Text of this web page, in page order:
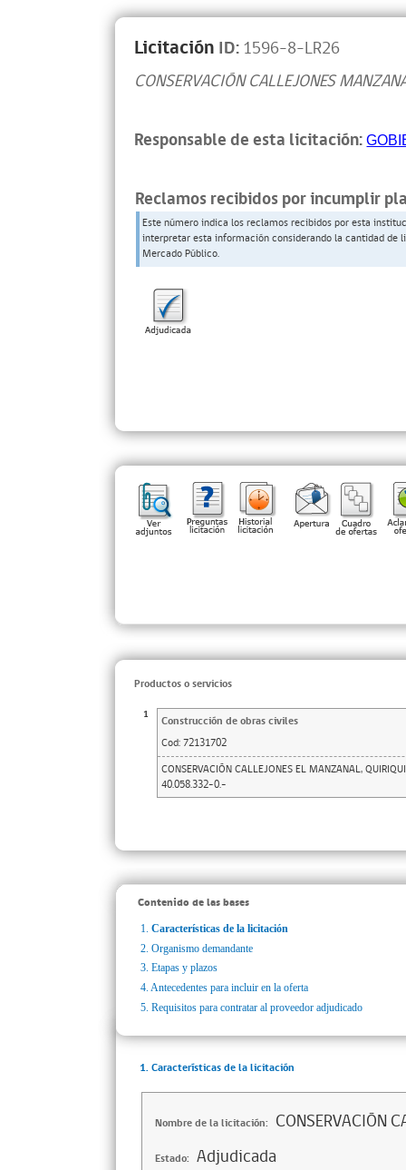
Licitación ID:1596-8-LR26
CONSERVACIÓN CALLEJONES
Responsable de esta licitación:
Reclamos recibidos por incumplir
Este número indica los reclamos recibidos por esta
interpretar esta información considerando la cantidad de
Mercado Público.
Productos o servicios
1
Construcción de obras civiles
Cod: 72131702
CONSERVACIÓN CALLEJONES EL MANZANAL,
40.058.332-0.-
Contenido de las bases
1.Características de la licitación
2.Organismo demandante
3.Etapas y plazos
4.Antecedentes para incluir en la oferta
5.Requisitos para contratar al proveedor adjudicado
1. Características de la licitación
Nombre de la licitación: CONSERVACIÓN
Estado: Adjudicada